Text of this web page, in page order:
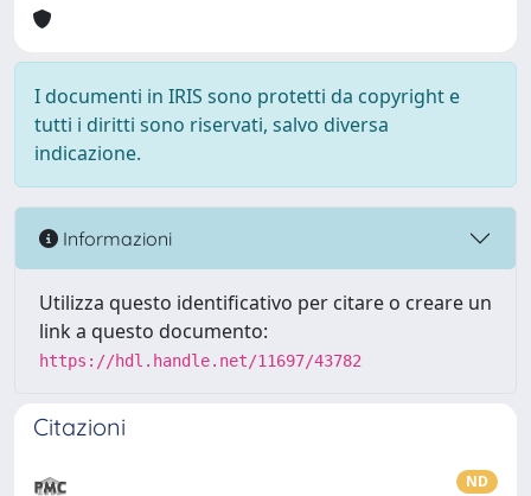
I documenti in IRIS sono protetti da copyright e
tutti i diritti sono riservati, salvo diversa
indicazione.
Informazioni
Utilizza questo identificativo per citare o creare un
link a questo documento:
https://hdl.handle.net/11697/43782
Citazioni
ND